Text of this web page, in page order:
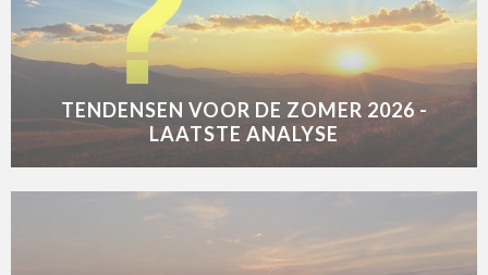
TENDENSEN VOOR DE ZOMER 2026 -
LAATSTE ANALYSE